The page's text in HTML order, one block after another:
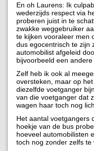
En oh Laurens: Ik
wederzijds respect via
proberen juist in te
zwakke weggebruiker
te kijken vooraleer men
dus egocentrisch te zijn
automobilist afgeleid
bijvoorbeeld een
Zelf heb ik ook al
oversteken, maar op
diezelfde voetganger
van die voetganger dat
wagen haar toch nog
Het aantal voetgangers
hoekje van de bus
hoeveel automobilisten
toch nog zonder zelfs te